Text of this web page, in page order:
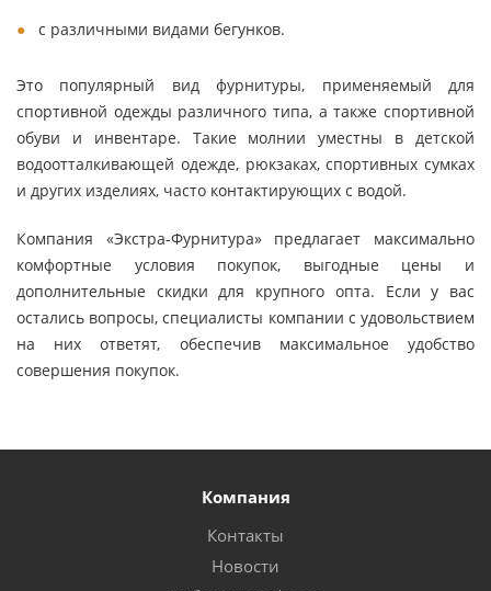
с различными видами бегунков.
Это популярный вид фурнитуры, применяемый для
спортивной одежды различного типа, а также спортивной
обуви и инвентаре. Такие молнии уместны в детской
водоотталкивающей одежде, рюкзаках, спортивных сумках
и других изделиях, часто контактирующих с водой.
Компания «Экстра-Фурнитура» предлагает максимально
комфортные условия покупок, выгодные цены и
дополнительные скидки для крупного опта. Если у вас
остались вопросы, специалисты компании с удовольствием
на них ответят, обеспечив максимальное удобство
совершения покупок.
Компания
Контакты
Новости